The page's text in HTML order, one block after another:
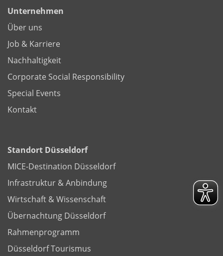
Unternehmen
Über uns
Job & Karriere
Nachhaltigkeit
Corporate Social Responsibility
Special Events
Kontakt
Standort Düsseldorf
MICE-Destination Düsseldorf
Infrastruktur & Anbindung
Wirtschaft & Wissenschaft
Übernachtung Düsseldorf
Rahmenprogramm
Düsseldorf Tourismus